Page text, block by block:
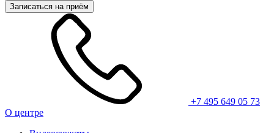
Записаться на приём
+7 495 649 05 73
О центре